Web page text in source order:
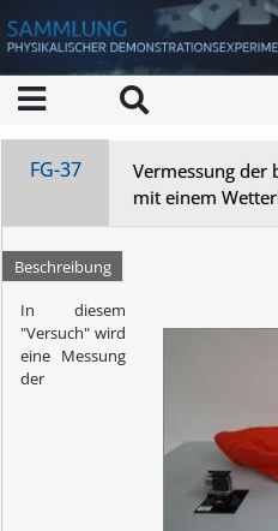
FG-37
Vermessung der
mit einem
Beschreibung
In diesem
"Versuch" wird
eine Messung
der